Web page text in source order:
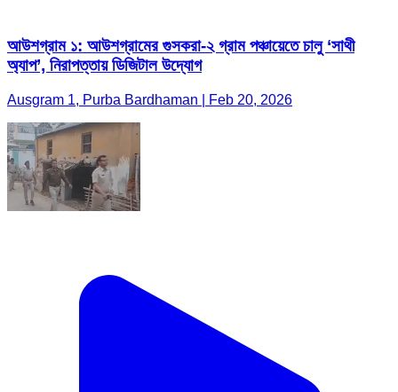
আউশগ্রাম ১: আউশগ্রামের গুসকরা-২ গ্রাম পঞ্চায়েতে চালু ‘সাথী
অ্যাপ’, নিরাপত্তায় ডিজিটাল উদ্যোগ
Ausgram 1, Purba Bardhaman | Feb 20, 2026